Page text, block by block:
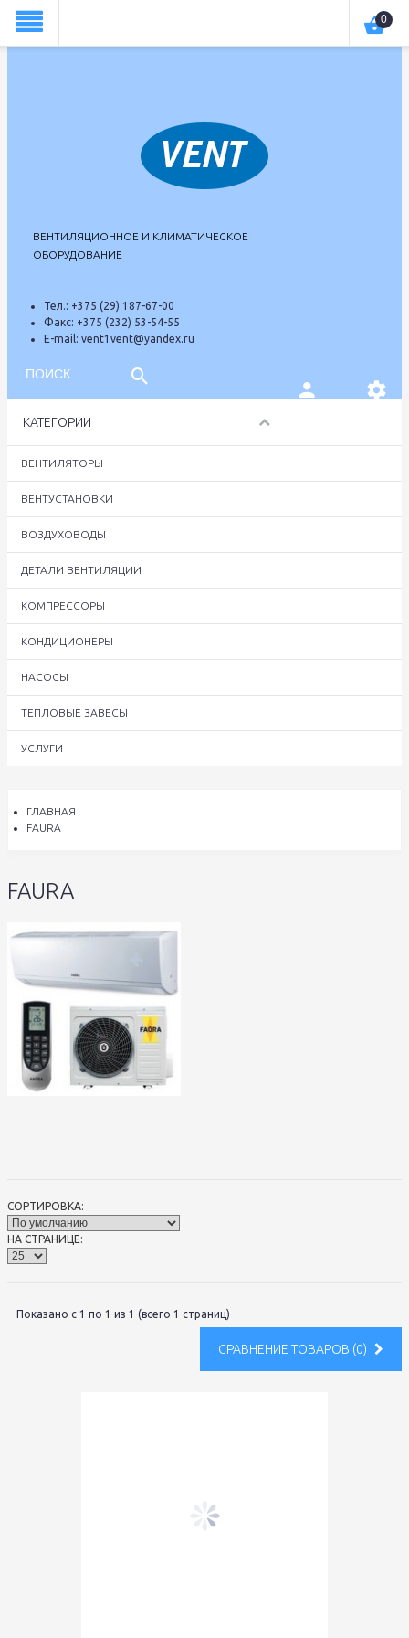
theme574
ВЕНТИЛЯЦИОННОЕ И КЛИМАТИЧЕСКОЕ
ОБОРУДОВАНИЕ
Тел.: +375 (29) 187-67-00
Факс: +375 (232) 53-54-55
E-mail: vent1vent@yandex.ru
0
КАТЕГОРИИ
ВЕНТИЛЯТОРЫ
ВЕНТУСТАНОВКИ
ВОЗДУХОВОДЫ
ДЕТАЛИ ВЕНТИЛЯЦИИ
КОМПРЕССОРЫ
КОНДИЦИОНЕРЫ
НАСОСЫ
ТЕПЛОВЫЕ ЗАВЕСЫ
УСЛУГИ
ГЛАВНАЯ
FAURA
FAURA
СОРТИРОВКА:
НА СТРАНИЦЕ:
Показано с 1 по 1 из 1 (всего 1 страниц)
СРАВНЕНИЕ ТОВАРОВ (0)